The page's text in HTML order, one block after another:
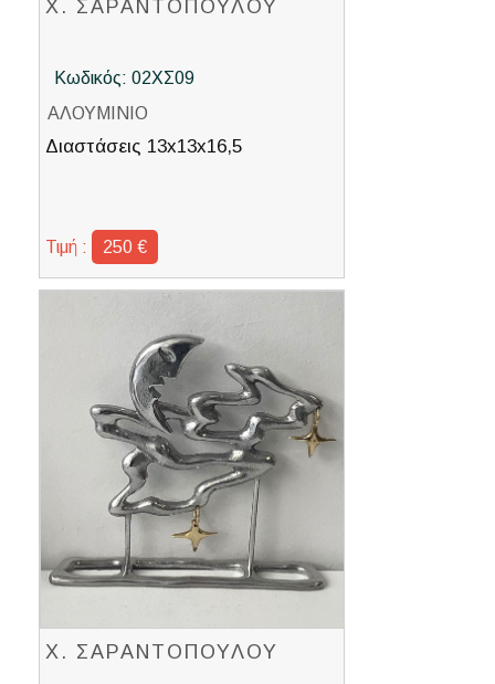
Χ. ΣΑΡΑΝΤΟΠΟΥΛΟΥ
Κωδικός: 02ΧΣ09
ΑΛΟΥΜΙΝΙΟ
Διαστάσεις 13x13x16,5
Τιμή : 250 €
Χ. ΣΑΡΑΝΤΟΠΟΥΛΟΥ